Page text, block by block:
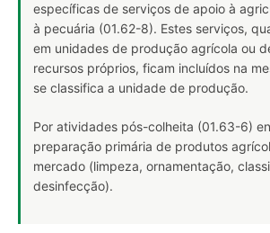
específicas de serviços de apoio à
à pecuária (01.62-8). Estes serviços,
em unidades de produção agrícola ou
recursos próprios, ficam incluídos na
se classifica a unidade de produção.
Por atividades pós-colheita (01.63-6)
preparação primária de produtos
mercado (limpeza, ornamentação,
desinfecção).